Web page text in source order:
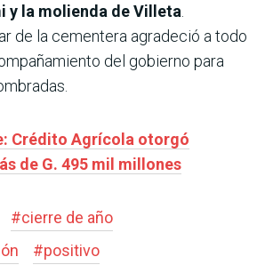
y la molienda de Villeta.
de la cementera agradeció a todo
del gobierno para
Crédito Agrícola otorgó
de G. 495 mil millones
#cierre de año
#positivo